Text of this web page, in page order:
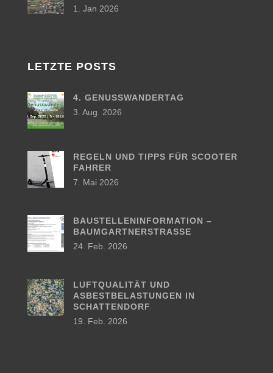
1. Jan 2026
LETZTE POSTS
4. GENUSSWANDERTAG
3. Aug. 2026
REGELN UND TIPPS FÜR SCOOTER
FAHRER
7. Mai 2026
BAUSTELLENINFORMATION –
BAUMGARTNERSTRASSE
24. Feb. 2026
LUFTQUALITÄT UND
ASBESTBELASTUNGEN IN
SCHATTENDORF
19. Feb. 2026